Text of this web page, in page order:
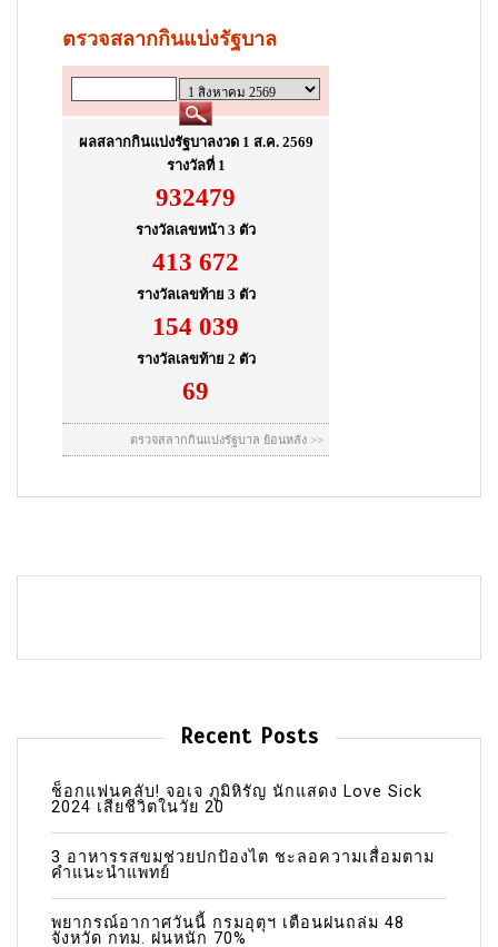
Recent Posts
ช็อกแฟนคลับ! จอเจ ภูมิหิรัญ นักแสดง Love Sick
2024 เสียชีวิตในวัย 20
3 อาหารรสขมช่วยปกป้องไต ชะลอความเสื่อมตาม
คำแนะนำแพทย์
พยากรณ์อากาศวันนี้ กรมอุตุฯ เตือนฝนถล่ม 48
จังหวัด กทม. ฝนหนัก 70%